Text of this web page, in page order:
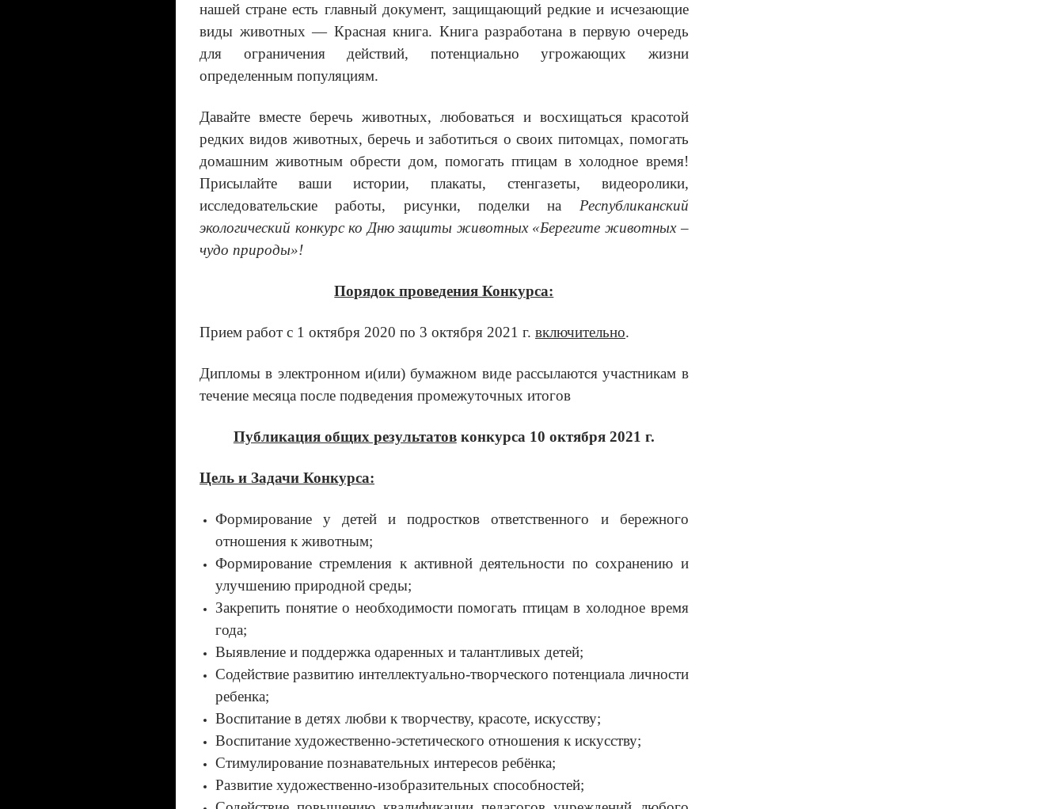
нашей стране есть главный документ, защищающий редкие и исчезающие
виды животных — Красная книга. Книга разработана в первую очередь
для ограничения действий, потенциально угрожающих жизни
определенным популяциям.
Давайте вместе беречь животных, любоваться и восхищаться красотой
редких видов животных, беречь и заботиться о своих питомцах, помогать
домашним животным обрести дом, помогать птицам в холодное время!
Присылайте ваши истории, плакаты, стенгазеты, видеоролики,
исследовательские работы, рисунки, поделки на Республиканский
экологический конкурс ко Дню защиты животных «Берегите животных –
чудо природы»!
Порядок проведения Конкурса:
Прием работ с 1 октября 2020 по 3 октября 2021 г. включительно.
Дипломы в электронном и(или) бумажном виде рассылаются участникам в
течение месяца после подведения промежуточных итогов
Публикация общих результатовконкурса 10 октября 2021 г.
Цель и Задачи Конкурса:
Формирование у детей и подростков ответственного и бережного
отношения к животным;
Формирование стремления к активной деятельности по сохранению и
улучшению природной среды;
Закрепить понятие о необходимости помогать птицам в холодное время
года;
Выявление и поддержка одаренных и талантливых детей;
Содействие развитию интеллектуально-творческого потенциала личности
ребенка;
Воспитание в детях любви к творчеству, красоте, искусству;
Воспитание художественно-эстетического отношения к искусству;
Стимулирование познавательных интересов ребёнка;
Развитие художественно-изобразительных способностей;